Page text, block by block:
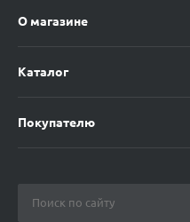
О магазине
Каталог
Покупателю